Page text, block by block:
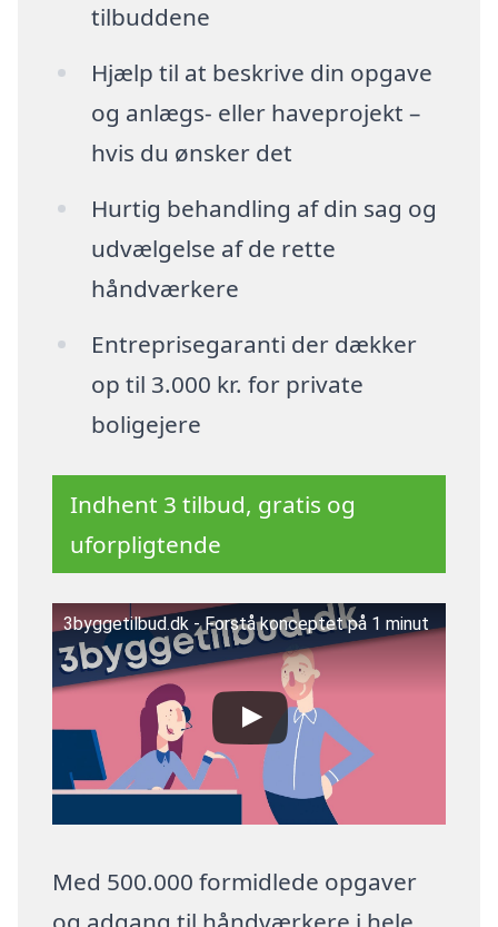
tilbuddene
Hjælp til at beskrive din opgave
og anlægs- eller haveprojekt –
hvis du ønsker det
Hurtig behandling af din sag og
udvælgelse af de rette
håndværkere
Entreprisegaranti der dækker
op til 3.000 kr. for private
boligejere
Indhent 3 tilbud, gratis og
uforpligtende
3byggetilbud.dk - Forstå konceptet på 1 minut
Med 500.000 formidlede opgaver